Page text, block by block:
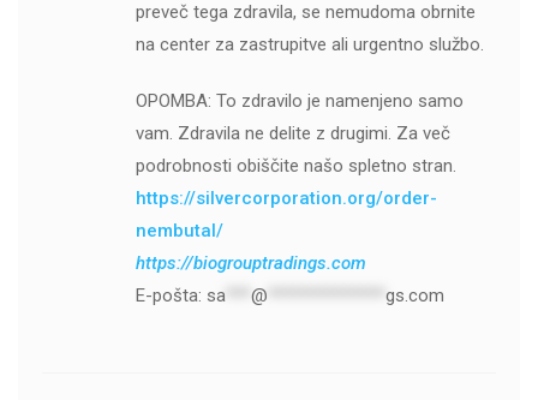
preveč tega zdravila, se nemudoma obrnite
na center za zastrupitve ali urgentno službo.
OPOMBA: To zdravilo je namenjeno samo
vam. Zdravila ne delite z drugimi. Za več
podrobnosti obiščite našo spletno stran.
https://silvercorporation.org/order-
nembutal/
https://biogrouptradings.com
E-pošta: sa @ gs.com